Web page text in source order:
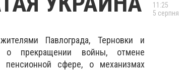
Павлограда, Терновки и
прекращении войны, отмене
сфере, о механизмах
11:25
5 серпня